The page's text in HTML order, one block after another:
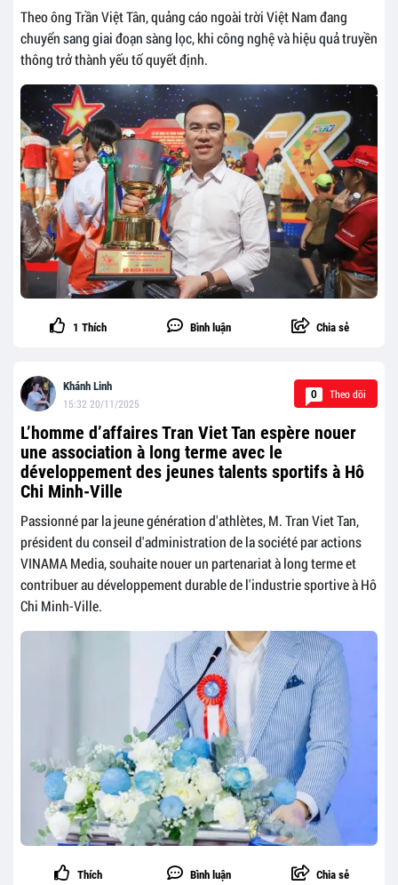
Theo ông Trần Việt Tân, quảng cáo ngoài trời Việt Nam đang
chuyển sang giai đoạn sàng lọc, khi công nghệ và hiệu quả truyền
thông trở thành yếu tố quyết định.
1 Thích Bình luận Chia sẻ
Khánh Linh
15:32 20/11/2025
0 Theo dõi
L’homme d’affaires Tran Viet Tan espère nouer
une association à long terme avec le
développement des jeunes talents sportifs à Hô
Chi Minh-Ville
Passionné par la jeune génération d'athlètes, M. Tran Viet Tan,
président du conseil d'administration de la société par actions
VINAMA Media, souhaite nouer un partenariat à long terme et
contribuer au développement durable de l'industrie sportive à Hô
Chi Minh-Ville.
Thích Bình luận Chia sẻ